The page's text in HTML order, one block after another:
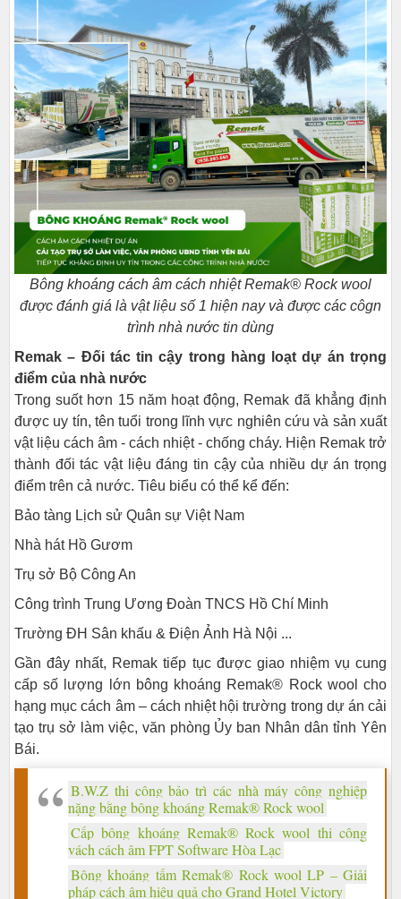
Bông khoáng cách âm cách nhiệt Remak® Rock wool
được đánh giá là vật liệu số 1 hiện nay và được các côgn
trình nhà nước tin dùng
Remak – Đối tác tin cậy trong hàng loạt dự án trọng
điểm của nhà nước
Trong suốt hơn 15 năm hoạt động, Remak đã khẳng định
được uy tín, tên tuổi trong lĩnh vực nghiên cứu và sản xuất
vật liệu cách âm - cách nhiệt - chống cháy. Hiện Remak trở
thành đối tác vật liệu đáng tin cậy của nhiều dự án trọng
điểm trên cả nước. Tiêu biểu có thể kể đến:
Bảo tàng Lịch sử Quân sự Việt Nam
Nhà hát Hồ Gươm
Trụ sở Bộ Công An
Công trình Trung Ương Đoàn TNCS Hồ Chí Minh
Trường ĐH Sân khấu & Điện Ảnh Hà Nội ...
Gần đây nhất, Remak tiếp tục được giao nhiệm vụ cung
cấp số lượng lớn bông khoáng Remak® Rock wool cho
hạng mục cách âm – cách nhiệt hội trường trong dự án cải
tạo trụ sở làm việc, văn phòng Ủy ban Nhân dân tỉnh Yên
Bái.
B.W.Z thi công bảo trì các nhà máy công nghiệp
nặng bằng bông khoáng Remak® Rock wool
Cấp bông khoáng Remak® Rock wool thi công
vách cách âm FPT Software Hòa Lạc
Bông khoáng tấm Remak® Rock wool LP – Giải
pháp cách âm hiệu quả cho Grand Hotel Victory